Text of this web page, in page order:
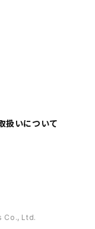
扱いについて
Co., Ltd.